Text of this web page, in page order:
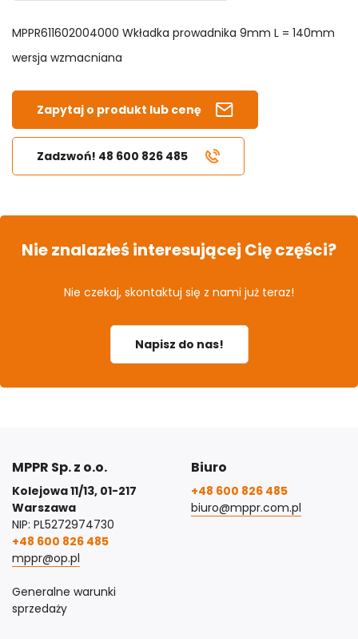
MPPR611602004000 Wkładka prowadnika 9mm L = 140mm
wersja wzmacniana
Zapytaj o produkt lub cenę
Zadzwoń! 48 600 826 485
Nie znalazłeś interesującej Cię części?
Nie czekaj, skontaktuj się z nami już teraz!
Napisz do nas!
MPPR Sp. z o.o.
Kolejowa 11/13, 01-217
Warszawa
NIP: PL5272974730
+48 600 826 485
mppr@op.pl
Generalne warunki
sprzedaży
Biuro
+48 600 826 485
biuro@mppr.com.pl